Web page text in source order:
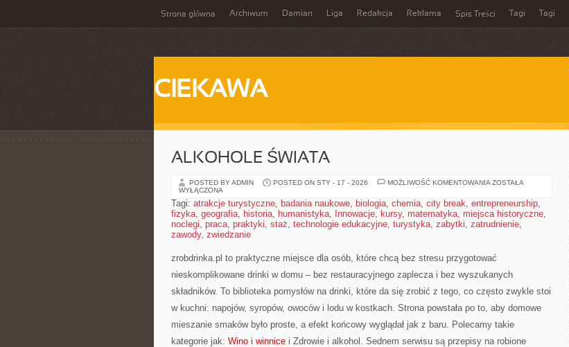
Strona główna Archiwum Damian Liga Redakcja Reklama Spis Treści Tagi Tagi
CIEKAWA
ALKOHOLE ŚWIATA
POSTED BY ADMIN POSTED ON STY - 17 - 2026 MOŻLIWOŚĆ KOMENTOWANIA ALKOHOLE
ZOSTAŁA
WYŁĄCZONA
Tagi: atrakcje turystyczne, badania naukowe, biologia, chemia, city break, entrepreneurship,
fizyka, geografia, historia, humanistyka, Innowacje, kursy, matematyka, miejsca historyczne,
noclegi, praca, praktyki, staż, technologie edukacyjne, turystyka, zabytki, zatrudnienie,
zawody, zwiedzanie
zrobdrinka.pl to praktyczne miejsce dla osób, które chcą bez stresu przygotować
nieskomplikowane drinki w domu – bez restauracyjnego zaplecza i bez wyszukanych
składników. To biblioteka pomysłów na drinki, które da się zrobić z tego, co często zwykle stoi
w kuchni: napojów, syropów, owoców i lodu w kostkach. Strona powstała po to, aby domowe
mieszanie smaków było proste, a efekt końcowy wyglądał jak z baru. Polecamy takie
kategorie jak: Wino i winnice i Zdrowie i alkohol. Sednem serwisu są przepisy na robione